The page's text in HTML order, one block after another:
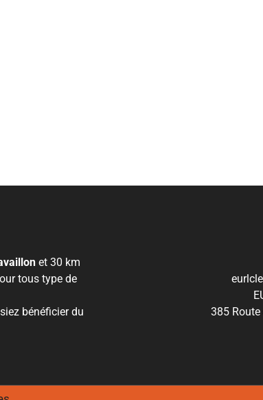
et 30 km
tous type de
bénéficier du
385